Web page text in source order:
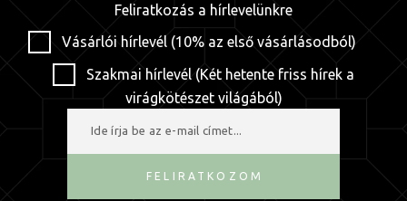
Feliratkozás a hírlevelünkre
Vásárlói hírlevél (10% az első vásárlásodból)
Szakmai hírlevél (Két hetente friss hírek a
virágkötészet világából)
FELIRATKOZOM